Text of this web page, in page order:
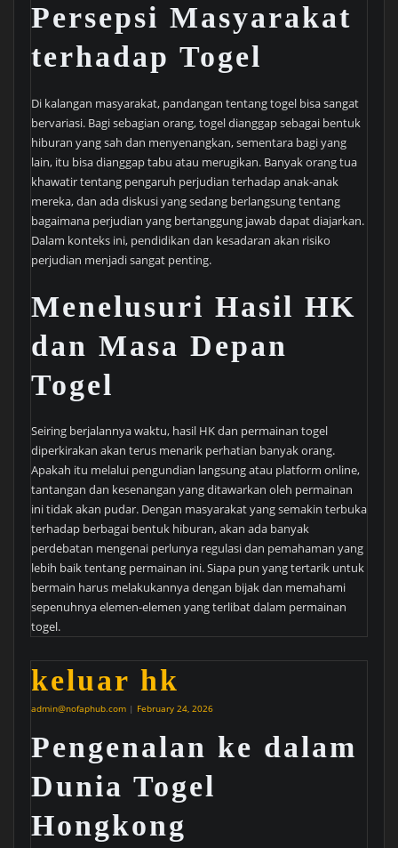
Persepsi Masyarakat
terhadap Togel
Di kalangan masyarakat, pandangan tentang togel bisa sangat
bervariasi. Bagi sebagian orang, togel dianggap sebagai bentuk
hiburan yang sah dan menyenangkan, sementara bagi yang
lain, itu bisa dianggap tabu atau merugikan. Banyak orang tua
khawatir tentang pengaruh perjudian terhadap anak-anak
mereka, dan ada diskusi yang sedang berlangsung tentang
bagaimana perjudian yang bertanggung jawab dapat diajarkan.
Dalam konteks ini, pendidikan dan kesadaran akan risiko
perjudian menjadi sangat penting.
Menelusuri Hasil HK
dan Masa Depan
Togel
Seiring berjalannya waktu, hasil HK dan permainan togel
diperkirakan akan terus menarik perhatian banyak orang.
Apakah itu melalui pengundian langsung atau platform online,
tantangan dan kesenangan yang ditawarkan oleh permainan
ini tidak akan pudar. Dengan masyarakat yang semakin terbuka
terhadap berbagai bentuk hiburan, akan ada banyak
perdebatan mengenai perlunya regulasi dan pemahaman yang
lebih baik tentang permainan ini. Siapa pun yang tertarik untuk
bermain harus melakukannya dengan bijak dan memahami
sepenuhnya elemen-elemen yang terlibat dalam permainan
togel.
keluar hk
admin@nofaphub.com | February 24, 2026
Pengenalan ke dalam
Dunia Togel
Hongkong